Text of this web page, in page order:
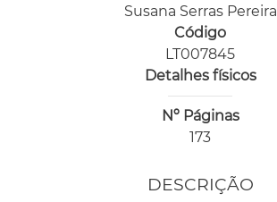
Susana Serras Pereira
Código
LT007845
Detalhes físicos
Nº Páginas
173
DESCRIÇÃO